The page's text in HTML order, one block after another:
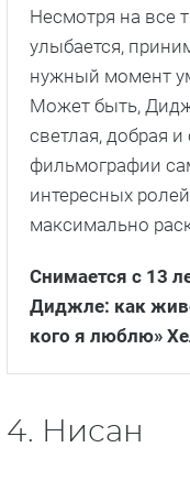
Несмотря на все
улыбается,
нужный момент
Может быть,
светлая, добрая
фильмографии
интересных
максимально
Снимается с 13
Диджле: как
кого я люблю»
4. Нисан